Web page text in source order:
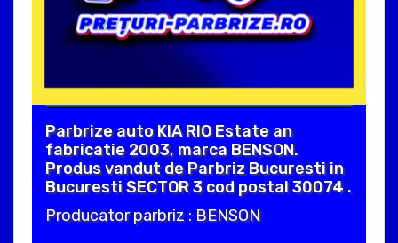
Parbrize auto KIA RIO Estate an
fabricatie 2003, marca BENSON.
Produs vandut de Parbriz Bucuresti in
Bucuresti SECTOR 3 cod postal 30074 .
Producator parbriz : BENSON